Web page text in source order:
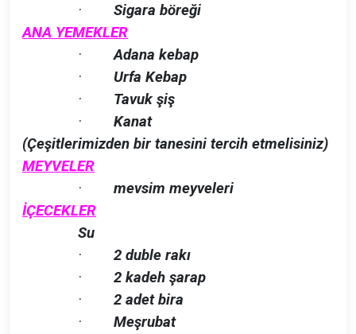
·
Sigara böreği
ANA YEMEKLER
·
Adana kebap
·
Urfa Kebap
·
Tavuk şiş
·
Kanat
(Çeşitlerimizden bir tanesini tercih etmelisiniz)
MEYVELER
·
mevsim meyveleri
İÇECEKLER
Su
·
2 duble rakı
·
2 kadeh şarap
·
2 adet bira
·
Meşrubat